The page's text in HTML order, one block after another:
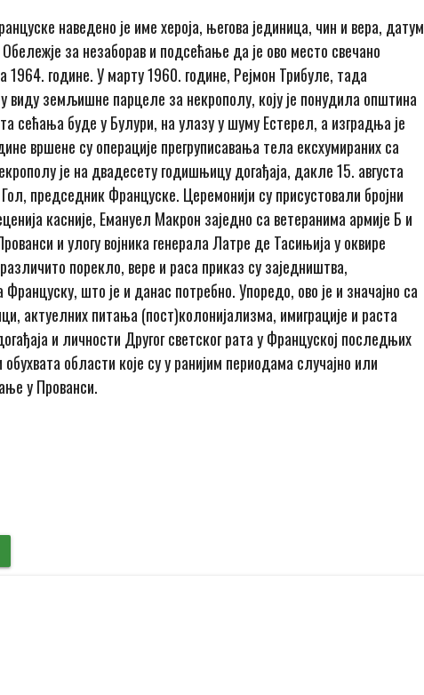
наведено је име хероја, његова јединица, чин и вера, датум
за незаборав и подсећање да је ово место свечано
1964. године. У марту 1960. године, Рејмон Трибуле, тада
виду земљишне парцеле за некрополу, коју је понудила општина
сећања буде у Булури, на улазу у шуму Естерел, а изградња је
вршене су операције прегруписавања тела ексхумираних са
је на двадесету годишњицу догађаја, дакле 15. августа
председник Француске. Церемонији су присустовали бројни
касније, Емануел Макрон заједно са ветеранима армије Б и
и улогу војника генерала Латре де Тасињија у оквире
порекло, вере и раса приказ су заједништва,
што је и данас потребно. Упоредо, ово је и значајно са
актуелних питања (пост)колонијализма, имиграције и раста
и личности Другог светског рата у Француској последњих
области које су у ранијим периодама случајно или
у Прованси.